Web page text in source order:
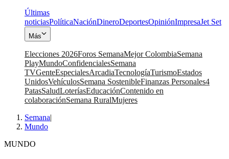
Últimas
noticiasPolíticaNaciónDineroDeportesOpiniónImpresaJet Set
Más
Elecciones 2026Foros SemanaMejor ColombiaSemana
PlayMundoConfidencialesSemana
TVGenteEspecialesArcadiaTecnologíaTurismoEstados
UnidosVehículosSemana SostenibleFinanzas Personales4
PatasSaludLoteríasEducaciónContenido en
colaboraciónSemana RuralMujeres
Semana|
Mundo
MUNDO